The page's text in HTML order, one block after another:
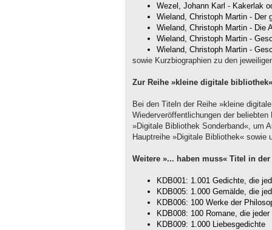
Wezel, Johann Karl - Kakerlak
Wieland, Christoph Martin - Der
Wieland, Christoph Martin - Die
Wieland, Christoph Martin -
Wieland, Christoph Martin -
sowie Kurzbiographien zu den
Zur Reihe »kleine digitale bibliothek«
Bei den Titeln der Reihe »kleine
Wiederveröffentlichungen der
»Digitale Bibliothek Sonderband«, um
Hauptreihe »Digitale Bibliothek« sowie
Weitere »... haben muss« Titel in
KDB001: 1.001 Gedichte, die
KDB005: 1.000 Gemälde, die
KDB006: 100 Werke der
KDB008: 100 Romane, die
KDB009: 1.000 Liebesgedichte